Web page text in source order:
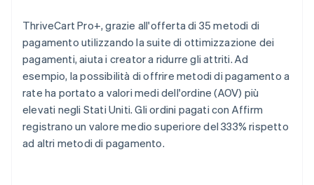
ThriveCart Pro+, grazie all'offerta di 35 metodi di
pagamento utilizzando la suite di ottimizzazione dei
pagamenti, aiuta i creator a ridurre gli attriti. Ad
esempio, la possibilità di offrire metodi di pagamento a
rate ha portato a valori medi dell'ordine (AOV) più
elevati negli Stati Uniti. Gli ordini pagati con Affirm
registrano un valore medio superiore del 333% rispetto
ad altri metodi di pagamento.